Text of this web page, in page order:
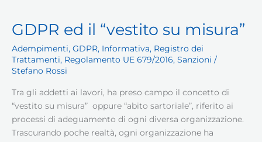
considerazioni
GDPR ed il “vestito su misura”
Adempimenti, GDPR, Informativa, Registro dei
Trattamenti, Regolamento UE 679/2016, Sanzioni /
Stefano Rossi
Tra gli addetti ai lavori, ha preso campo il concetto di
“vestito su misura” oppure “abito sartoriale”, riferito ai
processi di adeguamento di ogni diversa organizzazione.
Trascurando poche realtà, ogni organizzazione ha